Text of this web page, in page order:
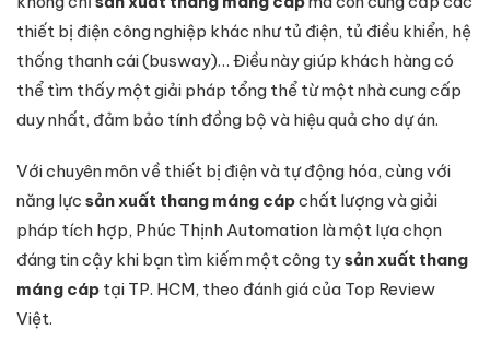
thiết bị điện công nghiệp khác như tủ điện, tủ điều khiển, hệ
thống thanh cái (busway)… Điều này giúp khách hàng có
thể tìm thấy một giải pháp tổng thể từ một nhà cung cấp
duy nhất, đảm bảo tính đồng bộ và hiệu quả cho dự án.
Với chuyên môn về thiết bị điện và tự động hóa, cùng với
năng lực sản xuất thang máng cápchất lượng và giải
pháp tích hợp, Phúc Thịnh Automation là một lựa chọn
đáng tin cậy khi bạn tìm kiếm một công tysản xuất thang
máng cáp tại TP. HCM, theo đánh giá của Top Review
Việt.